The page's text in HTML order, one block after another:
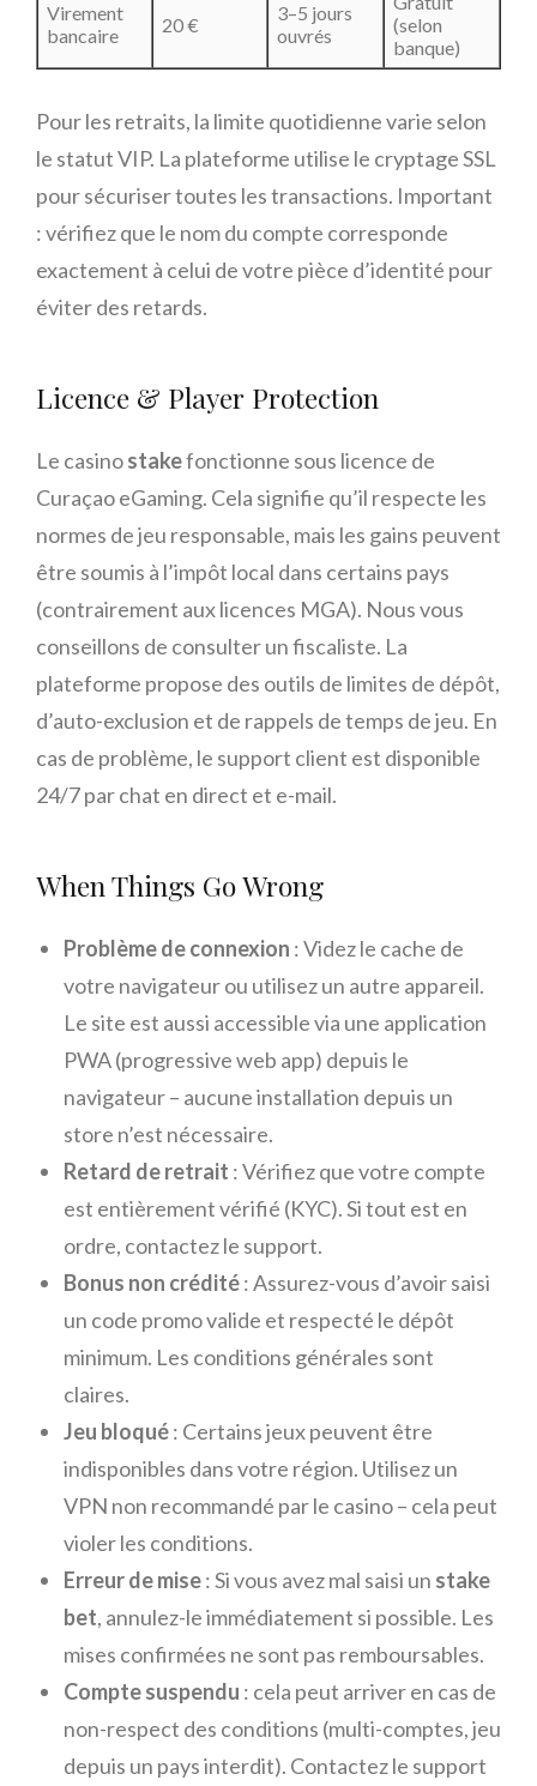
Virement
bancaire
20 €
3–5 jours
ouvrés
(selon
banque)
Pour les retraits, la limite quotidienne varie selon
le statut VIP. La plateforme utilise le cryptage SSL
pour sécuriser toutes les transactions. Important
: vérifiez que le nom du compte corresponde
exactement à celui de votre pièce d’identité pour
éviter des retards.
Licence & Player Protection
Le casinostakefonctionne sous licence de
Curaçao eGaming. Cela signifie qu’il respecte les
normes de jeu responsable, mais les gains peuvent
être soumis à l’impôt local dans certains pays
(contrairement aux licences MGA). Nous vous
conseillons de consulter un fiscaliste. La
plateforme propose des outils de limites de dépôt,
d’auto-exclusion et de rappels de temps de jeu. En
cas de problème, le support client est disponible
24/7 par chat en direct et e-mail.
When Things Go Wrong
Problème de connexion : Videz le cache de
votre navigateur ou utilisez un autre appareil.
Le site est aussi accessible via une application
PWA (progressive web app) depuis le
navigateur – aucune installation depuis un
store n’est nécessaire.
Retard de retrait : Vérifiez que votre compte
est entièrement vérifié (KYC). Si tout est en
ordre, contactez le support.
Bonus non crédité: Assurez-vous d’avoir saisi
un code promo valide et respecté le dépôt
minimum. Les conditions générales sont
claires.
Jeu bloqué: Certains jeux peuvent être
indisponibles dans votre région. Utilisez un
VPN non recommandé par le casino – cela peut
violer les conditions.
Erreur de mise: Si vous avez mal saisi un stake
bet, annulez-le immédiatement si possible. Les
mises confirmées ne sont pas remboursables.
Compte suspendu : cela peut arriver en cas de
non-respect des conditions (multi-comptes, jeu
depuis un pays interdit). Contactez le support